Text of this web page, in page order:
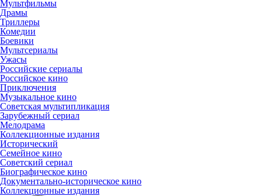
Мультфильмы
Драмы
Триллеры
Комедии
Боевики
Мультсериалы
Ужасы
Российские сериалы
Российское кино
Приключения
Музыкальное кино
Советская мультипликация
Зарубежный сериал
Мелодрама
Коллекционные издания
Исторический
Семейное кино
Советский сериал
Биографическое кино
Документально-историческое кино
Коллекционные издания